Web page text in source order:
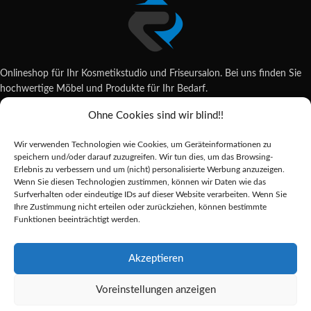
Ohne Cookies sind wir blind!!
Wir verwenden Technologien wie Cookies, um Geräteinformationen zu
speichern und/oder darauf zuzugreifen. Wir tun dies, um das Browsing-
Erlebnis zu verbessern und um (nicht) personalisierte Werbung anzuzeigen.
Wenn Sie diesen Technologien zustimmen, können wir Daten wie das
Surfverhalten oder eindeutige IDs auf dieser Website verarbeiten. Wenn Sie
Ihre Zustimmung nicht erteilen oder zurückziehen, können bestimmte
Funktionen beeinträchtigt werden.
Akzeptieren
Voreinstellungen anzeigen
Onlineshop für Ihr Kosmetikstudio und Friseursalon. Bei uns finden Sie
hochwertige Möbel und Produkte für Ihr Bedarf.
Wildsachsener Str. 6, 65207 Wiesbaden
shop@reda-shop.de
REDA SHOP - Hochwertige Studio Ausstattung
2025.
EXO KERAMIK
Alle Preise inkl. der gesetzlichen MwSt.
Die durchgestrichenen Preise entsprechen dem bisherigen Preis in diesem
Online-Shop.